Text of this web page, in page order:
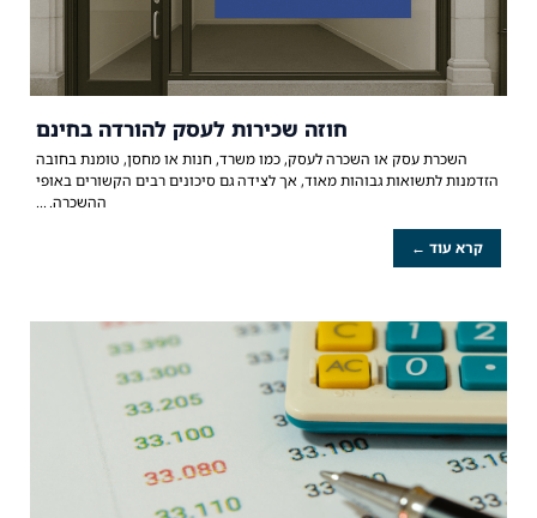
חוזה שכירות לעסק להורדה בחינם
השכרת עסק או השכרה לעסק, כמו משרד, חנות או מחסן, טומנת בחובה
הזדמנות לתשואות גבוהות מאוד, אך לצידה גם סיכונים רבים הקשורים באופי
ההשכרה.
קרא עוד ←